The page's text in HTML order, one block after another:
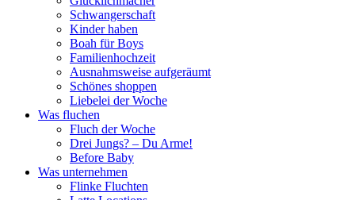
Schwangerschaft
Kinder haben
Boah für Boys
Familienhochzeit
Ausnahmsweise aufgeräumt
Schönes shoppen
Liebelei der Woche
Was fluchen
Fluch der Woche
Drei Jungs? – Du Arme!
Before Baby
Was unternehmen
Flinke Fluchten